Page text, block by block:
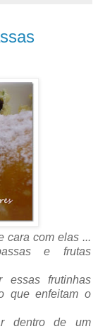
cara com elas ...
e frutas
frutinhas
que enfeitam o
dentro de um